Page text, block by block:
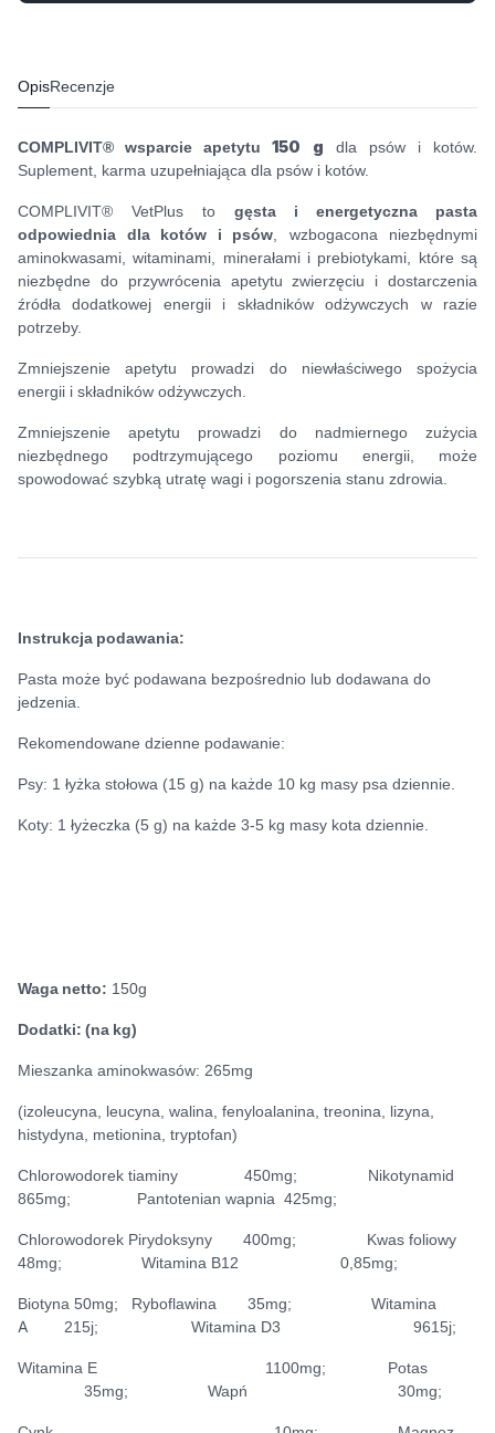
OpisRecenzje
COMPLIVIT® wsparcie apetytu150 g dla psów i kotów.
Suplement, karma uzupełniająca dla psów i kotów.
COMPLIVIT® VetPlus to gęsta i energetyczna pasta
odpowiednia dla kotów i psów , wzbogacona niezbędnymi
aminokwasami, witaminami, minerałami i prebiotykami, które są
niezbędne do przywrócenia apetytu zwierzęciu i dostarczenia
źródła dodatkowej energii i składników odżywczych w razie
potrzeby.
Zmniejszenie apetytu prowadzi do niewłaściwego spożycia
energii i składników odżywczych.
Zmniejszenie apetytu prowadzi do nadmiernego zużycia
niezbędnego podtrzymującego poziomu energii, może
spowodować szybką utratę wagi i pogorszenia stanu zdrowia.
Instrukcja podawania:
Pasta może być podawana bezpośrednio lub dodawana do
jedzenia.
Rekomendowane dzienne podawanie:
Psy: 1 łyżka stołowa (15 g) na każde 10 kg masy psa dziennie.
Koty: 1 łyżeczka (5 g) na każde 3-5 kg masy kota dziennie.
Waga netto: 150g
Dodatki: (na kg)
Mieszanka aminokwasów: 265mg
(izoleucyna, leucyna, walina, fenyloalanina, treonina, lizyna,
histydyna, metionina, tryptofan)
Chlorowodorek tiaminy 450mg; Nikotynamid
865mg; Pantotenian wapnia 425mg;
Chlorowodorek Pirydoksyny 400mg; Kwas foliowy
48mg; Witamina B12 0,85mg;
Biotyna 50mg; Ryboflawina 35mg; Witamina
A 215j; Witamina D3 9615j;
Witamina E 1100mg; Potas
35mg; Wapń 30mg;